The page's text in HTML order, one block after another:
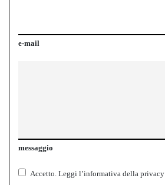
e-mail
messaggio
Accetto. Leggi l’informativa della privacy